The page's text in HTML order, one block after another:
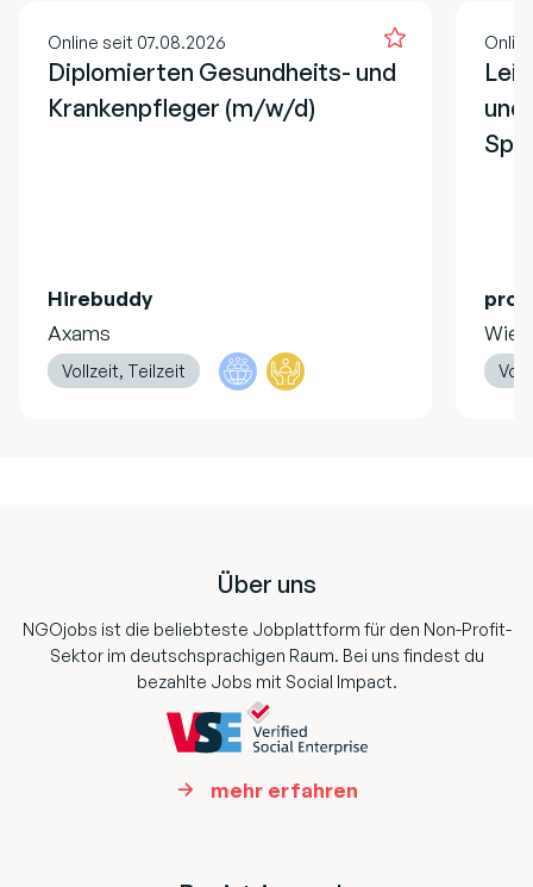
Online seit 07.08.2026
Diplomierten Gesundheits- und
Krankenpfleger (m/w/d)
Hirebuddy
Axams
Vollzeit, Teilzeit
und
pro
Wien
Über uns
NGOjobs ist die beliebteste Jobplattform für den Non-Profit-
Sektor im deutschsprachigen Raum. Bei uns findest du
bezahlte Jobs mit Social Impact.
mehr erfahren